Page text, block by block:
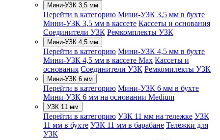
Мини-УЗК 3,5 мм
Перейти в категорию Мини-УЗК 3,5 мм в бухте
Мини-УЗК 3,5 мм в кассете Кассеты и основания
Соединители УЗК Ремкомплекты УЗК
Мини-УЗК 4,5 мм
Перейти в категорию Мини-УЗК 4,5 мм в бухте
Мини-УЗК 4,5 мм в кассете Max Кассеты и
основания Соединители УЗК Ремкомплекты УЗК
Мини-УЗК 6 мм
Перейти в категорию Мини-УЗК 6 мм в бухте
Мини-УЗК 6 мм на основании Medium
УЗК 11 мм
Перейти в категорию УЗК 11 мм на тележке УЗК
11 мм в бухте УЗК 11 мм в барабане Тележки для
УЗК